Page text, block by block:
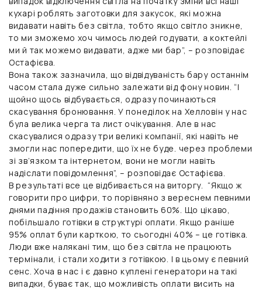
кухарі роблять заготовки для закусок, які можна
видавати навіть без світла, тобто якщо світло зникне,
то ми зможемо хоч чимось людей годувати, а коктейлі
ми й так можемо видавати, адже ми бар”, – розповідає
Остафієва.
Вона також зазначила, що відвідуваність бару останнім
часом стала дуже сильно залежати від фону новин. “І
щойно щось відбувається, одразу починаються
скасування бронювання. У понеділок на Хелловін у нас
була велика черга та лист очікування. Але в нас
скасувалися одразу три великі компанії, які навіть не
змогли нас попередити, що їх не буде. через проблеми
зі зв’язком та інтернетом, вони не могли навіть
надіслати повідомлення”, – розповідає Остафієва.
В результаті все це відбивається на виторгу. “Якщо ж
говорити про цифри, то порівняно з вереснем певними
днями падіння продажів становить 60%. Що цікаво,
побільшало готівки в структурі оплати. Якщо раніше
95% оплат були карткою, то сьогодні 40% – це готівка.
Люди вже налякані тим, що без світла не працюють
термінали, і стали ходити з готівкою. І в цьому є певний
сенс. Хоча в нас і є давно куплені генератори на такі
випадки, буває так, що можливість оплати висить на